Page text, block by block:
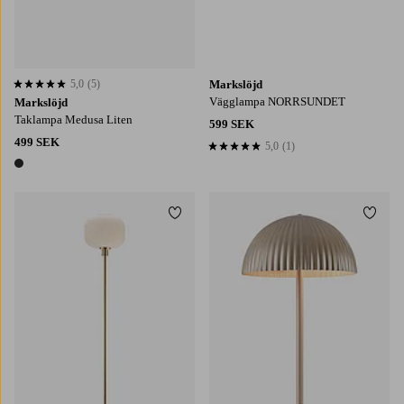
Markslöjd
Taklampa Medusa Liten
499 SEK
1 färg
5,0 baserat på 5 st betyg
5,0 (5)
Markslöjd
Vägglampa NORRSUNDET
599 SEK
5,0 baserat på 1 st betyg
5,0 (1)
Lägg till i favoriter